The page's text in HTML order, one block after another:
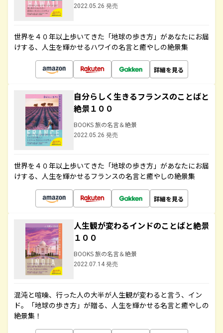
2022.05.26 発売
世界を４０年以上歩いてきた「地球の歩き方」があなたにお届
けする、人生を輝かせるハワイの名言と癒やしの絶景集
詳細を見る
自分らしく生きるフランスのことばと
絶景１００
BOOKS 旅の名言＆絶景
2022.05.26 発売
世界を４０年以上歩いてきた「地球の歩き方」があなたにお届
けする、人生を輝かせるフランスの名言と癒やしの絶景集
詳細を見る
人生観が変わるインドのことばと絶景
１００
BOOKS 旅の名言＆絶景
2022.07.14 発売
混沌と喧噪、行った人の大半が人生観が変わると言う、イン
ド。「地球の歩き方」が贈る、人生を輝かせる名言と癒やしの
絶景集！